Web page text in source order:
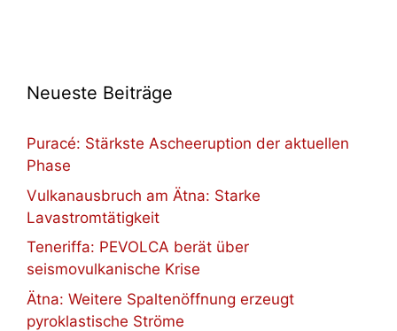
Neueste Beiträge
Puracé: Stärkste Ascheeruption der aktuellen
Phase
Vulkanausbruch am Ätna: Starke
Lavastromtätigkeit
Teneriffa: PEVOLCA berät über
seismovulkanische Krise
Ätna: Weitere Spaltenöffnung erzeugt
pyroklastische Ströme